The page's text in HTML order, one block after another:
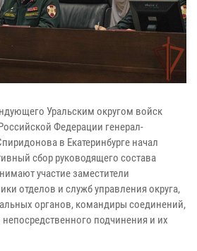
Уральским округом войск
Федерации генерал-
в Екатеринбурге начал
сбор руководящего состава
участие заместители
отделов и служб управления округа,
органов, командиры соединений,
непосредственного подчинения и их